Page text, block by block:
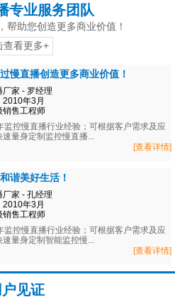
专业服务团队
帮助您创造更多商业价值！
查看更多+
慢直播创造更多商业价值！
厂家 - 罗经理
2010年3月
销售工程师
监控慢直播行业经验；可根据客户需求及应
速量身定制监控慢直播...
[查看详情]
谐美好生活！
厂家 - 孔经理
2010年3月
销售工程师
监控慢直播行业经验；可根据客户需求及应
量身定制智能监控慢...
[查看详情]
户见证